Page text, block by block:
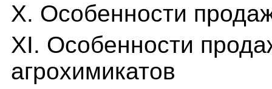
Х. Особенности
ХI. Особенности
агрохимикатов